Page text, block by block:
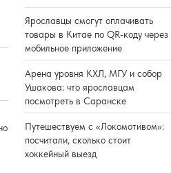
Ярославцы смогут оплачивать
товары в Китае по QR-коду через
мобильное приложение
Арена уровня КХЛ, МГУ и собор
Ушакова: что ярославцам
посмотреть в Саранске
Путешествуем с «Локомотивом»:
посчитали, сколько стоит
хоккейный выезд